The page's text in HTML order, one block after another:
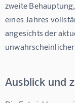
zweite
eines Jahres
angesichts der
Ausblick und